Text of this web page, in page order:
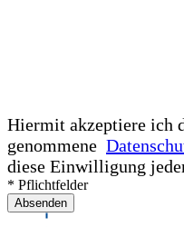
Hiermit akzeptiere ich
genommene
diese Einwilligung
* Pflichtfelder
Absenden